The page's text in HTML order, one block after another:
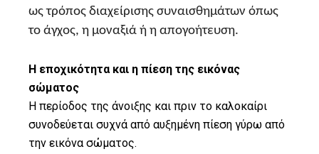
ως τρόπος διαχείρισης συναισθημάτων όπως
το άγχος, η μοναξιά ή η απογοήτευση.
Η εποχικότητα και η πίεση της εικόνας
σώματος
Η περίοδος της άνοιξης και πριν το καλοκαίρι
συνοδεύεται συχνά από αυξημένη πίεση γύρω από
την εικόνα σώματος.